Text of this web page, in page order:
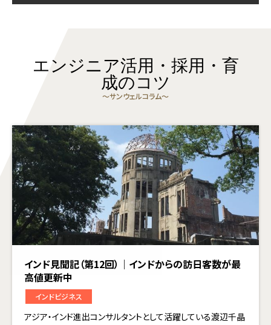
エンジニア活用・採用・育
成のコツ
〜サンウェルコラム〜
インド見聞記（第12回）｜インドからの訪日客数が最
高値更新中
インドビジネス
アジア・インド進出コンサルタントとして活躍している渡辺千晶